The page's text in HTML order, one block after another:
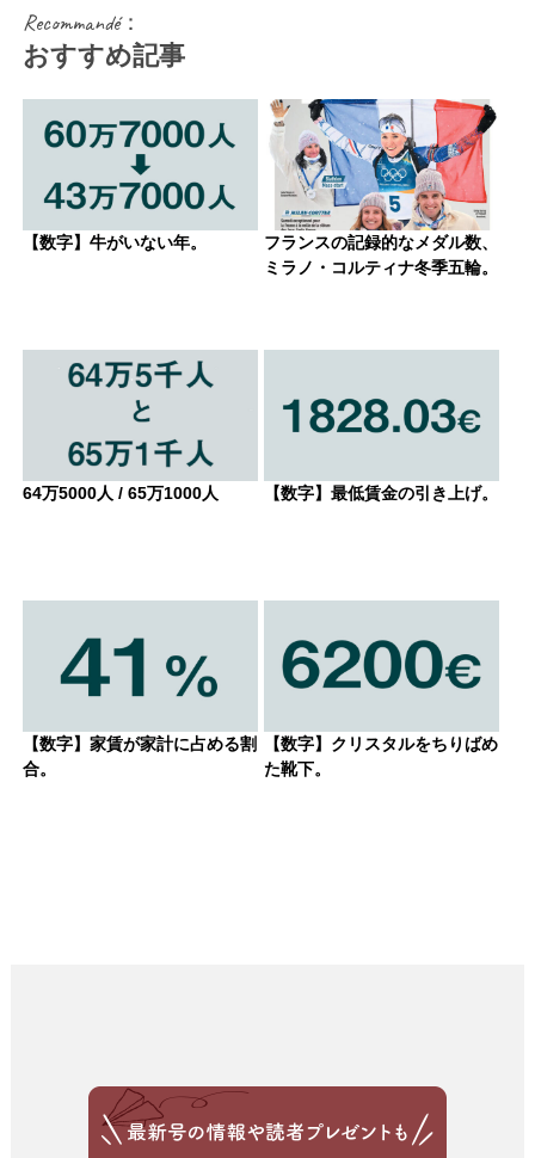
Recommandé：
おすすめ記事
【数字】牛がいない年。
フランスの記録的なメダル数、
ミラノ・コルティナ冬季五輪。
64万5000人 / 65万1000人 【数字】最低賃金の引き上げ。
【数字】家賃が家計に占める割
合。
【数字】クリスタルをちりばめ
た靴下。